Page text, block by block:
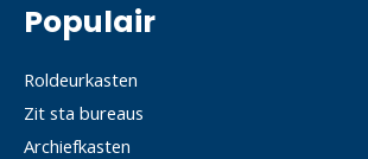
Populair
Roldeurkasten
Zit sta bureaus
Archiefkasten